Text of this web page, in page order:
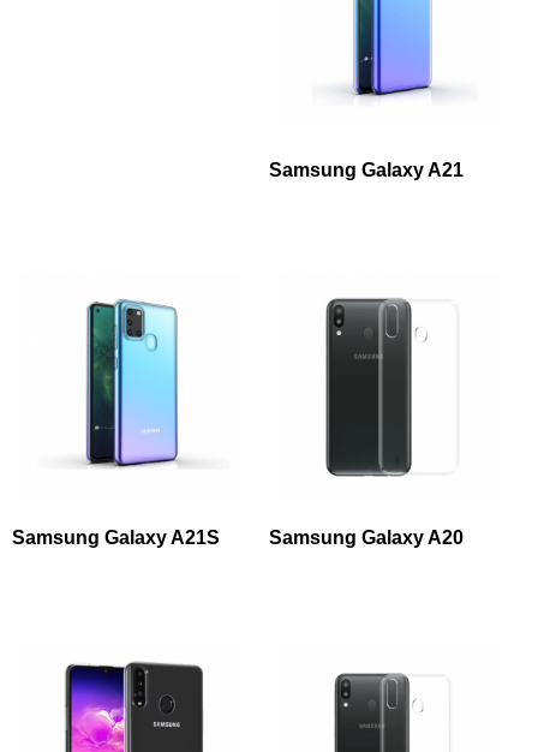
Samsung Galaxy A21
Samsung Galaxy A21S Samsung Galaxy A20